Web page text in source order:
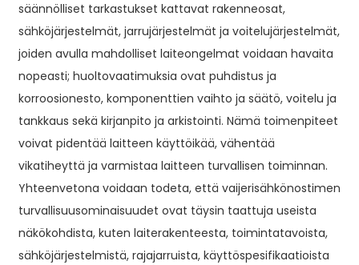
säännölliset tarkastukset kattavat rakenneosat,
sähköjärjestelmät, jarrujärjestelmät ja voitelujärjestelmät,
joiden avulla mahdolliset laiteongelmat voidaan havaita
nopeasti; huoltovaatimuksia ovat puhdistus ja
korroosionesto, komponenttien vaihto ja säätö, voitelu ja
tankkaus sekä kirjanpito ja arkistointi. Nämä toimenpiteet
voivat pidentää laitteen käyttöikää, vähentää
vikatiheyttä ja varmistaa laitteen turvallisen toiminnan.
Yhteenvetona voidaan todeta, että vaijerisähkönostimen
turvallisuusominaisuudet ovat täysin taattuja useista
näkökohdista, kuten laiterakenteesta, toimintatavoista,
sähköjärjestelmistä, rajajarruista, käyttöspesifikaatioista